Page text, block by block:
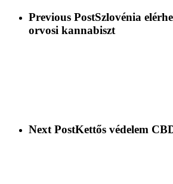
Previous PostSzlovénia
orvosi kannabiszt
Next PostKettős védelem